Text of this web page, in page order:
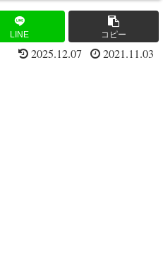
LINE コピー
2025.12.07 2021.11.03